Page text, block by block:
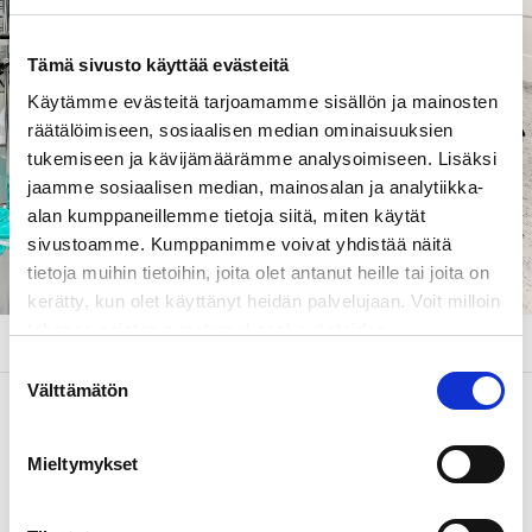
Tämä sivusto käyttää evästeitä
Käytämme evästeitä tarjoamamme sisällön ja mainosten
räätälöimiseen, sosiaalisen median ominaisuuksien
tukemiseen ja kävijämäärämme analysoimiseen. Lisäksi
jaamme sosiaalisen median, mainosalan ja analytiikka-
alan kumppaneillemme tietoja siitä, miten käytät
sivustoamme. Kumppanimme voivat yhdistää näitä
tietoja muihin tietoihin, joita olet antanut heille tai joita on
kerätty, kun olet käyttänyt heidän palvelujaan. Voit milloin
valinta
Välttämätön
Mieltymykset